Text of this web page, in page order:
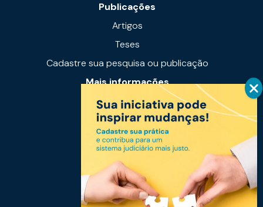
Publicações
Artigos
Teses
Cadastre sua pesquisa ou publicação
Mais informações
Notícias
Links úteis
Fale conosco